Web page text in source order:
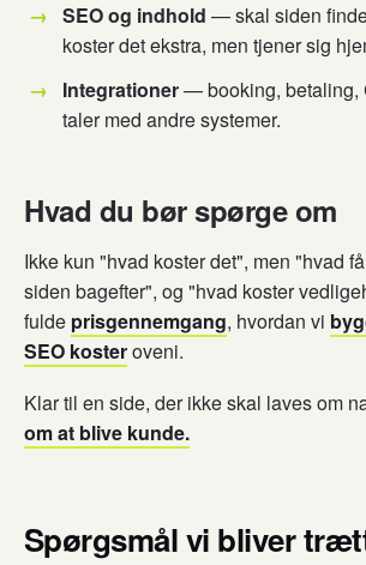
SEO og indhold — skal siden
koster det ekstra, men tjener sig
Integrationer— booking, betaling,
taler med andre systemer.
Hvad du bør spørge om
Ikke kun "hvad koster det", men "hvad
siden bagefter", og "hvad koster
fulde prisgennemgang, hvordan vi
SEO kosteroveni.
Klar til en side, der ikke skal laves om
om at blive kunde.
Spørgsmål vi bliver